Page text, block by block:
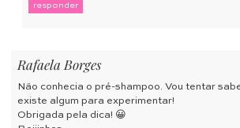
responder
Rafaela Borges
Não conhecia o pré-shampoo. Vou tentar
existe algum para experimentar!
Obrigada pela dica! 😀